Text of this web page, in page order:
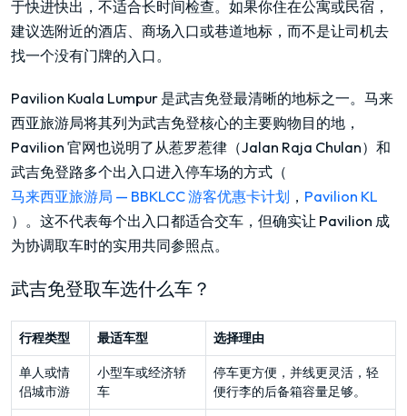
于快进快出，不适合长时间检查。如果你住在公寓或民宿，
建议选附近的酒店、商场入口或巷道地标，而不是让司机去
找一个没有门牌的入口。
Pavilion Kuala Lumpur 是武吉免登最清晰的地标之一。马来
西亚旅游局将其列为武吉免登核心的主要购物目的地，
Pavilion 官网也说明了从惹罗惹律（Jalan Raja Chulan）和
武吉免登路多个出入口进入停车场的方式（
马来西亚旅游局 — BBKLCC 游客优惠卡计划 ， Pavilion KL
）。这不代表每个出入口都适合交车，但确实让 Pavilion 成
为协调取车时的实用共同参照点。
武吉免登取车选什么车？
行程类型 最适车型 选择理由
单人或情
侣城市游
小型车或经济轿
车
停车更方便，并线更灵活，轻
便行李的后备箱容量足够。